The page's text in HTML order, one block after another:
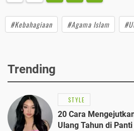
#Kebahagiaan #Agama Islam
Trending
STYLE
20 Cara
Ulang Tahun di